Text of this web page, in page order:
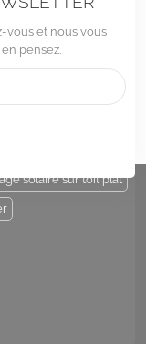
vous et nous vous
pensez.
Xiamen, China
solaire
solaire sur toit plat